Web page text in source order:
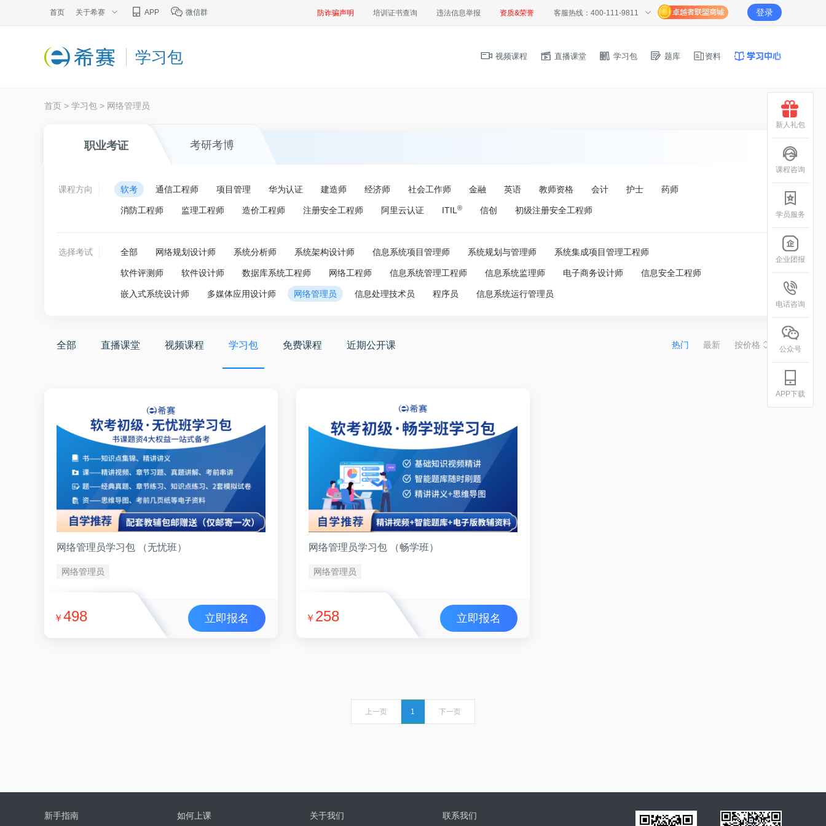
首页 关于希赛 APP 微信群 防诈骗声明 培训证书查询 违法信息举报 资质&荣誉 客服热线：400-111-9811 登录
学习包 视频课程 直播课堂 学习包 题库 资料
首页 > 学习包 > 网络管理员
职业考证 考研考博
课程方向 软考 通信工程师 项目管理 华为认证 建造师 经济师 社会工作师 金融 英语 教师资格 会计 护士 药师
消防工程师 监理工程师 造价工程师 注册安全工程师 阿里云认证 ITIL ® 信创 初级注册安全工程师
选择考试 全部 网络规划设计师 系统分析师 系统架构设计师 信息系统项目管理师 系统规划与管理师 系统集成项目管理工程师
软件评测师 软件设计师 数据库系统工程师 网络工程师 信息系统管理工程师 信息系统监理师 电子商务设计师 信息安全工程师
嵌入式系统设计师 多媒体应用设计师 网络管理员 信息处理技术员 程序员 信息系统运行管理员
全部 直播课堂 视频课程 学习包 免费课程 近期公开课 热门 最新 按价格
网络管理员学习包 （无忧班）
网络管理员
￥498 立即报名
网络管理员学习包 （畅学班）
网络管理员
￥ 258 立即报名
上一页 1 下一页
新手指南 如何上课 关于我们 联系我们
新人礼包
课程咨询
学员服务
企业团报
电话咨询
公众号
APP下载